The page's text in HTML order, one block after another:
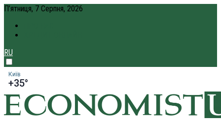
П’ятниця, 7 Серпня, 2026
RU
Київ
+35°